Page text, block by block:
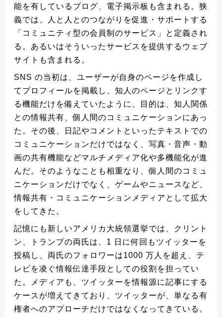
能を有しているブログ、電子掲示板も含まれる。狭
義では、人と人とのつながりを促進・サポートする
「コミュニティ型の会員制のサービス」と定義され
る。あるいはそういったサービスを提供するウェブ
サイトも含まれる。
SNS の当初は、ユーザーが自身のページを作成し
てプロフィールを掲載し、知人のページとリンクす
る機能だけを備えていたように、目的は、知人関係
との情報共有、個人間のコミュニケーションにあっ
た。その後、日記やコメントといったテキストでの
コミュニケーションだけではなく、写真・音声・動
画の共有機能などマルチメディア化や多機能化が進
んだ。そのようなことも相重なり、個人間のコミュ
ニケーションだけでなく、ゲームやニュースなど、
情報共有・コミュニケーションメディアとして拡大
をしてきた。
記憶にも新しいアメリカ大統領選挙では、クリント
ン、トランプの両氏は、1 日に何回もツイッターを
投稿し、両氏のフォロワーは1000 万人を超え、テ
レビを凌ぐ情報伝達手段としての役割を担ってい
た。メディアも、ツイッターを情報源に記事にする
ケースが増えてきており、ツイッターが、単なる有
権者へのアプローチだけではなくなってきている。